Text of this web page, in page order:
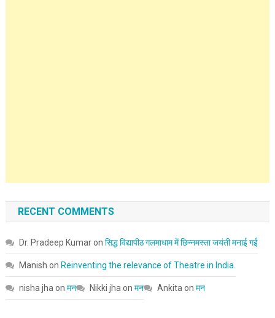
RECENT COMMENTS
Dr. Pradeep Kumaron सिद्ध विद्यापीठ गलमाधाम में छिन्नमस्ता जयंती मनाई गई
Manish on Reinventing the relevance of Theatre in India.
nisha jhaon मन Nikki jhaon मन Ankitaon मन